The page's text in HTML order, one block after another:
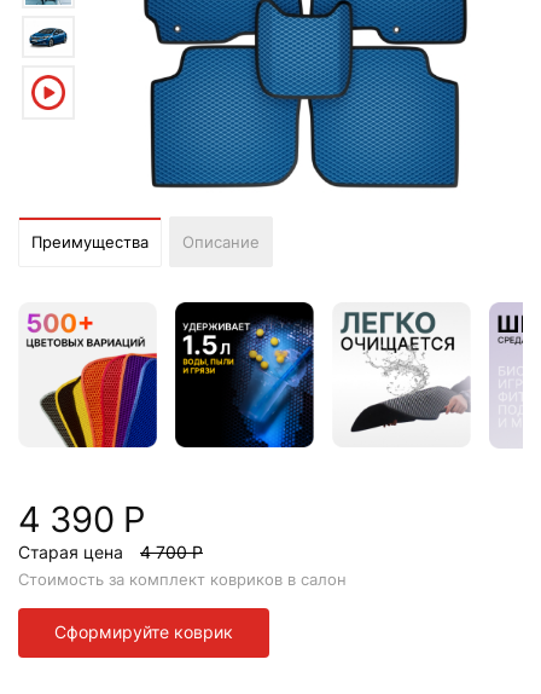
Преимущества Описание
4 390 Р
Старая цена 4 700 Р
Стоимость за комплект ковриков в салон
Сформируйте коврик